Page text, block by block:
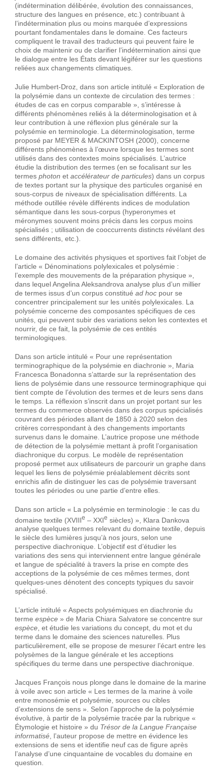
(indétermination délibérée, évolution des connaissances,
structure des langues en présence, etc.) contribuant à
l’indétermination plus ou moins marquée d’expressions
pourtant fondamentales dans le domaine. Ces facteurs
compliquent le travail des traducteurs qui peuvent faire le
choix de maintenir ou de clarifier l’indétermination ainsi que
le dialogue entre les États devant légiférer sur les questions
reliées aux changements climatiques.
Julie Humbert-Droz, dans son article intitulé « Exploration de
la polysémie dans un contexte de circulation des termes :
études de cas en corpus comparable », s’intéresse à
différents phénomènes reliés à la déterminologisation et à
leur contribution à une réflexion plus générale sur la
polysémie en terminologie. La déterminologisation, terme
proposé par MEYER & MACKINTOSH (2000), concerne
différents phénomènes à l’œuvre lorsque les termes sont
utilisés dans des contextes moins spécialisés. L’autrice
étudie la distribution des termes (en se focalisant sur les
termes photon et accélérateur de particules) dans un corpus
de textes portant sur la physique des particules organisé en
sous-corpus de niveaux de spécialisation différents. La
méthode outillée révèle différents indices de modulation
sémantique dans les sous-corpus (hyperonymes et
méronymes souvent moins précis dans les corpus moins
spécialisés ; utilisation de cooccurrents distincts révélant des
sens différents, etc.).
Le domaine des activités physiques et sportives fait l’objet de
l’article « Dénominations polylexicales et polysémie :
l’exemple des mouvements de la préparation physique »,
dans lequel Angelina Aleksandrova analyse plus d’un millier
de termes issus d’un corpus constitué ad hoc pour se
concentrer principalement sur les unités polylexicales. La
polysémie concerne des composantes spécifiques de ces
unités, qui peuvent subir des variations selon les contextes et
nourrir, de ce fait, la polysémie de ces entités
terminologiques.
Dans son article intitulé « Pour une représentation
terminographique de la polysémie en diachronie », Maria
Francesca Bonadonna s’attarde sur la représentation des
liens de polysémie dans une ressource terminographique qui
tient compte de l’évolution des termes et de leurs sens dans
le temps. La réflexion s’inscrit dans un projet portant sur les
termes du commerce observés dans des corpus spécialisés
couvrant des périodes allant de 1850 à 2020 selon des
critères correspondant à des changements importants
survenus dans le domaine. L’autrice propose une méthode
de détection de la polysémie mettant à profit l’organisation
diachronique du corpus. Le modèle de représentation
proposé permet aux utilisateurs de parcourir un graphe dans
lequel les liens de polysémie préalablement décrits sont
enrichis afin de distinguer les cas de polysémie traversant
toutes les périodes ou une partie d’entre elles.
Dans son article « La polysémie en terminologie : le cas du
domaine textile (XVIIIe – XXIe siècles) », Klara Dankova
analyse quelques termes relevant du domaine textile, depuis
le siècle des lumières jusqu’à nos jours, selon une
perspective diachronique. L’objectif est d’étudier les
variations des sens qui interviennent entre langue générale
et langue de spécialité à travers la prise en compte des
acceptions de la polysémie de ces mêmes termes, dont
quelques-unes dénotent des concepts typiques du savoir
spécialisé.
L’article intitulé « Aspects polysémiques en diachronie du
terme espèce » de Maria Chiara Salvatore se concentre sur
espèce, et étudie les variations du concept, du mot et du
terme dans le domaine des sciences naturelles. Plus
particulièrement, elle se propose de mesurer l’écart entre les
polysèmes de la langue générale et les acceptions
spécifiques du terme dans une perspective diachronique.
Jacques François nous plonge dans le domaine de la marine
à voile avec son article « Les termes de la marine à voile
entre monosémie et polysémie, sources ou cibles
d’extensions de sens ». Selon l’approche de la polysémie
évolutive, à partir de la polysémie tracée par la rubrique «
Étymologie et histoire » du Trésor de la Langue Française
informatisé, l’auteur propose de mettre en évidence les
extensions de sens et identifie neuf cas de figure après
l’analyse d’une cinquantaine de vocables du domaine en
question.